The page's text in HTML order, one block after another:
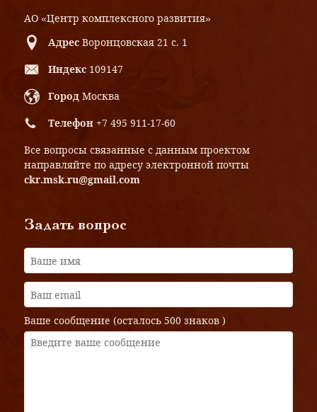
АО «Центр комплексного развития»
Адрес Воронцовская 21 с. 1
Индекс 109147
Город Москва
Телефон +7 495 911-17-60
Все вопросы связанные с данным проектом
направляйте по адресу электронной почты
ckr.msk.ru@gmail.com
Задать вопрос
Ваше сообщение (осталось 500 знаков )